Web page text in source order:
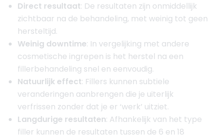
Direct resultaat: De resultaten zijn onmiddellijk
zichtbaar na de behandeling, met weinig tot geen
hersteltijd.
Weinig downtime: In vergelijking met andere
cosmetische ingrepen is het herstel na een
fillerbehandeling snel en eenvoudig.
Natuurlijk effect: Fillers kunnen subtiele
veranderingen aanbrengen die je uiterlijk
verfrissen zonder dat je er ‘werk’ uitziet.
Langdurige resultaten: Afhankelijk van het type
filler kunnen de resultaten tussen de 6 en 18